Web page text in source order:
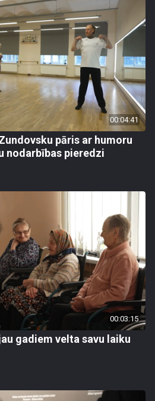
00:04:41
pāris ar humoru
nodarbības pieredzi
00:03:15
gadiem velta savu laiku